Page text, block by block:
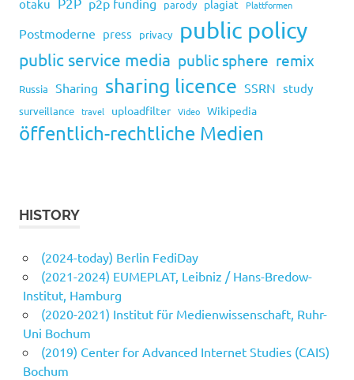
otaku p2p funding parody plagiat Plattformen
Postmoderne press privacy public policy
public service media public sphere remix
Russia Sharing sharing licence SSRN study
surveillance travel uploadfilter Video Wikipedia
öffentlich-rechtliche Medien
HISTORY
(2024-today) Berlin FediDay
(2021-2024) EUMEPLAT, Leibniz / Hans-Bredow-
Institut, Hamburg
(2020-2021) Institut für Medienwissenschaft, Ruhr-
Uni Bochum
(2019) Center for Advanced Internet Studies (CAIS)
Bochum